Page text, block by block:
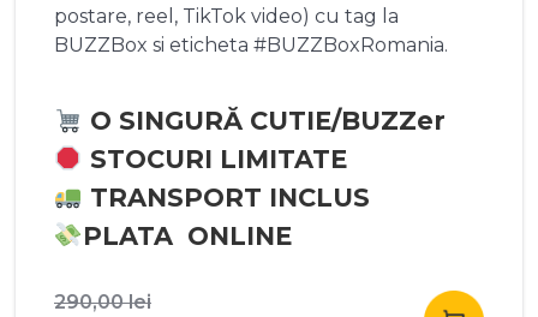
postare, reel, TikTok video) cu tag la
BUZZBox si eticheta #BUZZBoxRomania.
O SINGURĂ CUTIE/BUZZer
STOCURI LIMITATE
TRANSPORT INCLUS
PLATA ONLINE
290,00leiPrețul